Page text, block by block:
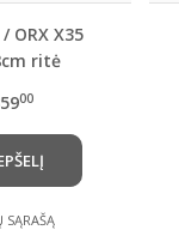
/ ORX X35
ritė
00
SĄRAŠĄ